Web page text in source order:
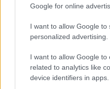
Google for online
I want to allow Google to
personalized advertising.
I want to allow Google to
related to analytics like
device identifiers in apps.
protagonisti
Test tunnel
fine agosto